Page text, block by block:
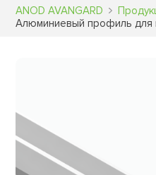
ANOD AVANGARD
Алюминиевый профиль для